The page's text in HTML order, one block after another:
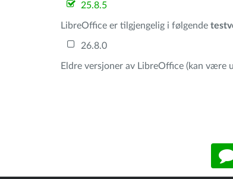
25.8.5
LibreOffice er tilgjengelig i følgende
26.8.0
Eldre versjoner av LibreOffice (kan